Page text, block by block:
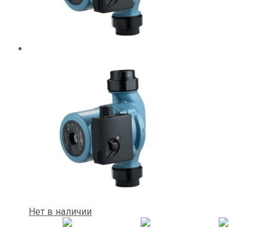
Нет в наличии